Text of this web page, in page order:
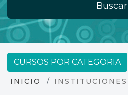
Buscar
CURSOS POR CATEGORIA
INICIO INSTITUCIONES